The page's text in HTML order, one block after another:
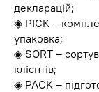
декларацій;
◈ PICK –
упаковка;
◈ SORT –
клієнтів;
◈ PACK –